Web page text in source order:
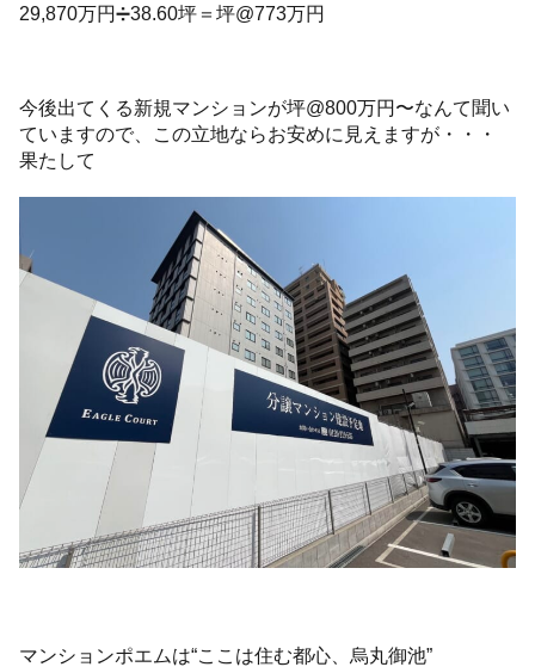
29,870万円➗38.60坪＝坪@773万円
今後出てくる新規マンションが坪@800万円〜なんて聞い
ていますので、この立地ならお安めに見えますが・・・
果たして
マンションポエムは“ここは住む都心、烏丸御池”